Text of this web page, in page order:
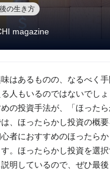
の生き方
magazine
味はあるものの、なるべく
人もいるのではないでし
の投資手法が、「ほったら
、ほったらかし投資の概
者におすすめのほったら
。ほったらかし投資を選
説明しているので、ぜひ最